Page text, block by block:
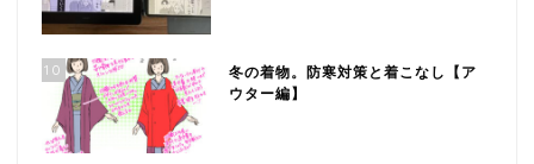
10
冬の着物。防寒対策と着こなし【ア
ウター編】